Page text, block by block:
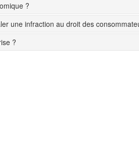
?
une infraction au droit des
?